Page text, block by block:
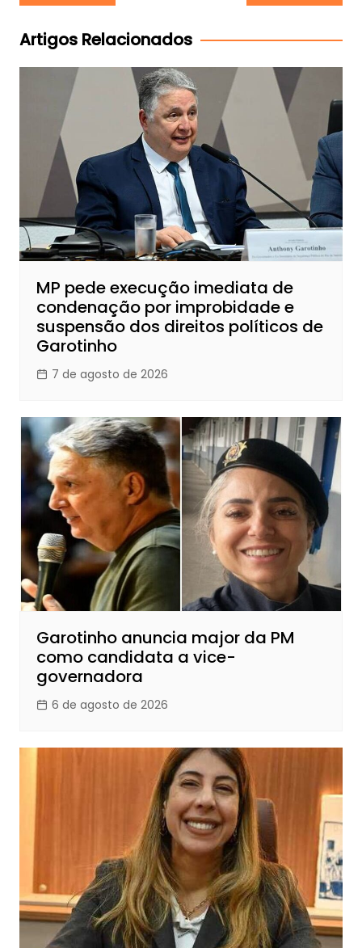
de
Post
Artigos Relacionados
MP pede execução imediata de
condenação por improbidade e
suspensão dos direitos políticos de
Garotinho
7 de agosto de 2026
Garotinho anuncia major da PM
como candidata a vice-
governadora
6 de agosto de 2026